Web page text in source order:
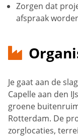
Zorgen dat
afspraak
Je gaat aan de
Capelle aan den
groene
Rotterdam. De
zorglocaties,